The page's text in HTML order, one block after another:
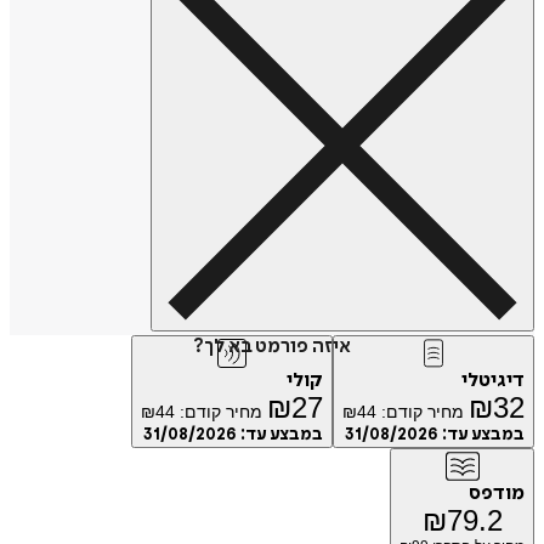
איזה פורמט בא לך?
₪ מחיר קודם: ₪44
עד:31/08/2026
₪ 27 מחיר קודם: ₪44
במבצע עד:31/08/2026
₪